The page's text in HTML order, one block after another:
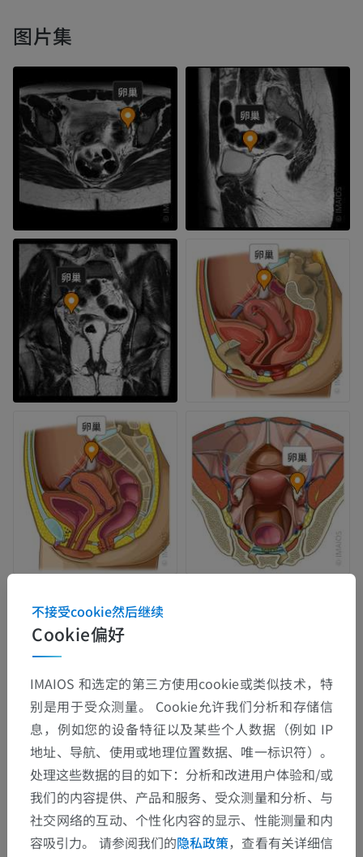
图片集
Cookie偏好
不接受cookie然后继续
IMAIOS 和选定的第三方使用cookie或类似技术，特
别是用于受众测量。 Cookie允许我们分析和存储信
息，例如您的设备特征以及某些个人数据（例如 IP
地址、导航、使用或地理位置数据、唯一标识符）。
处理这些数据的目的如下：分析和改进用户体验和/或
我们的内容提供、产品和服务、受众测量和分析、与
社交网络的互动、个性化内容的显示、性能测量和内
容吸引力。 请参阅我们的隐私政策，查看有关详细信